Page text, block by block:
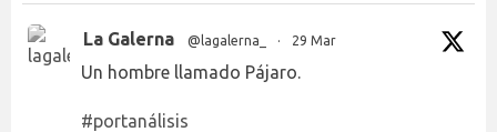
La Galerna @lagalerna_ · 29 Mar
Un hombre llamado Pájaro.
#portanálisis